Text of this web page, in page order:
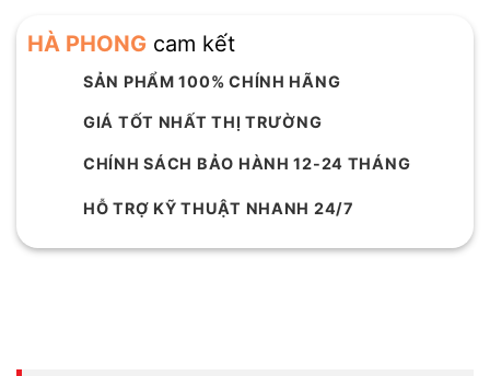
HÀ PHONG cam kết
SẢN PHẨM 100% CHÍNH HÃNG
GIÁ TỐT NHẤT THỊ TRƯỜNG
CHÍNH SÁCH BẢO HÀNH 12-24 THÁNG
HỖ TRỢ KỸ THUẬT NHANH 24/7